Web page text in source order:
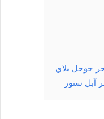
جوجل بلاي
آبل ستور